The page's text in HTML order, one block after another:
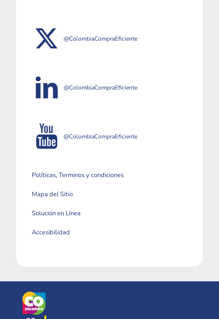
@ColombiaCompraEficiente
@ColombiaCompraEficiente
@ColombiaCompraEficiente
Políticas, Terminos y condiciones
Mapa del Sitio
Solución en Línea
Accesibilidad